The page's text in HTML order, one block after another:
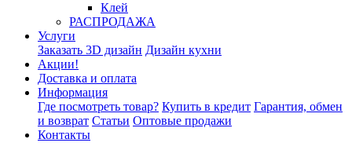
Клей
РАСПРОДАЖА
Услуги
Заказать 3D дизайн Дизайн кухни
Акции!
Доставка и оплата
Информация
Где посмотреть товар? Купить в кредит Гарантия, обмен
и возврат Статьи Оптовые продажи
Контакты